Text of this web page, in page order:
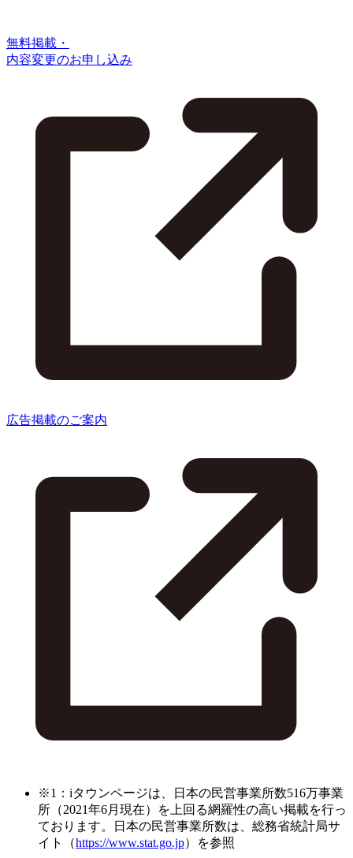
無料掲載・
内容変更のお申し込み
広告掲載のご案内
※1：iタウンページは、日本の民営事業所数516万事業
所（2021年6月現在）を上回る網羅性の高い掲載を行っ
ております。日本の民営事業所数は、総務省統計局サ
イト（https://www.stat.go.jp）を参照